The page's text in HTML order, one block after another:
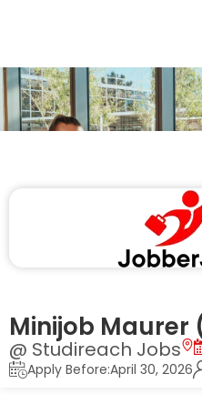
Minijob Maurer
@ Studireach Jobs
Apply Before:April 30, 2026